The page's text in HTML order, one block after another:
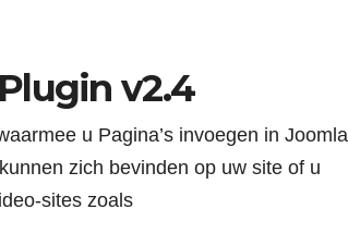
v2.4
u Pagina’s invoegen in Joomla
zich bevinden op uw site of u
sites zoals